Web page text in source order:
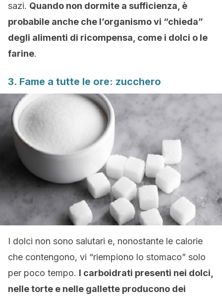
sazi. Quando non dormite a sufficienza, è
probabile anche che l’organismo vi “chieda”
degli alimenti di ricompensa, come i dolci o le
farine.
3. Fame a tutte le ore: zucchero
I dolci non sono salutari e, nonostante le calorie
che contengono, vi “riempiono lo stomaco” solo
per poco tempo. I carboidrati presenti nei dolci,
nelle torte e nelle gallette producono dei